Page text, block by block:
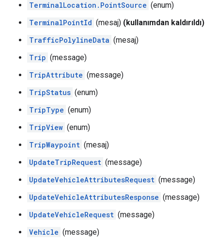
TerminalLocation.PointSource (enum)
TerminalPointId (mesaj) (kullanımdan kaldırıldı)
TrafficPolylineData (mesaj)
Trip (message)
TripAttribute (message)
TripStatus (enum)
TripType (enum)
TripView (enum)
TripWaypoint (mesaj)
UpdateTripRequest (message)
UpdateVehicleAttributesRequest (message)
UpdateVehicleAttributesResponse (message)
UpdateVehicleRequest (message)
Vehicle (message)